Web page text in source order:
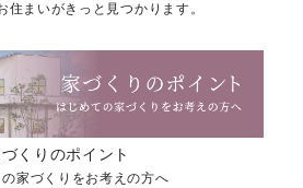
住まいがきっと見つかります。
くりのポイント
家づくりをお考えの方へ